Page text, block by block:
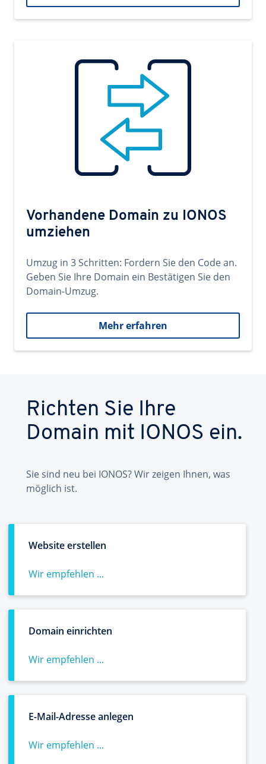
Vorhandene Domain zu IONOS
umziehen
Umzug in 3 Schritten: Fordern Sie den Code an.
Geben Sie Ihre Domain ein Bestätigen Sie den
Domain-Umzug.
Mehr erfahren
Richten Sie Ihre
Domain mit IONOS ein.
Sie sind neu bei IONOS? Wir zeigen Ihnen, was
möglich ist.
Website erstellen
Wir empfehlen ...
Domain einrichten
Wir empfehlen ...
E-Mail-Adresse anlegen
Wir empfehlen ...